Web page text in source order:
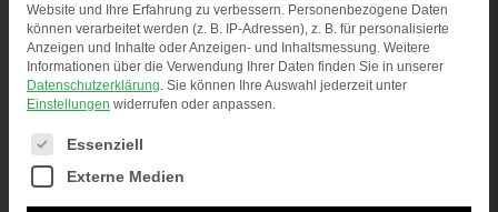
Eine Gruppe, vier starke Unternehmen und die
geballte Kompetenz entlang der Recyclingkette
Kreislaufkonzepte sowie wirtschaftliche
Recompounds aus lokaler Produktion.
Website und Ihre Erfahrung zu verbessern. Personenbezogene Daten
können verarbeitet werden (z. B. IP-Adressen), z. B. für personalisierte
Anzeigen und Inhalte oder Anzeigen- und Inhaltsmessung. Weitere
Informationen über die Verwendung Ihrer Daten finden Sie in unserer
Datenschutzerklärung Sie können Ihre Auswahl jederzeit unter
Einstellungen widerrufen oder anpassen.
Es folgt eine Liste der Service-Gruppen, für die
Essenziell
Externe Medien